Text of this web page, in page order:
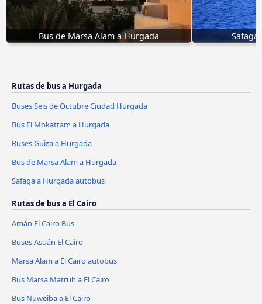
Bus de Marsa Alam a Hurgada
Rutas de bus a Hurgada
Buses Seis de Octubre Ciudad Hurgada
Bus El Mokattam a Hurgada
Buses Guiza a Hurgada
Bus de Marsa Alam a Hurgada
Safaga a Hurgada autobus
Rutas de bus a El Cairo
Amán El Cairo Bus
Buses Asuán El Cairo
Marsa Alam a El Cairo autobus
Bus Marsa Matruh a El Cairo
Bus Nuweiba a El Cairo